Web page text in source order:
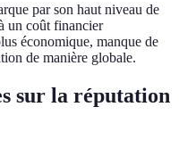
par son haut niveau de
un coût financier
économique, manque de
de manière globale.
sur la réputation